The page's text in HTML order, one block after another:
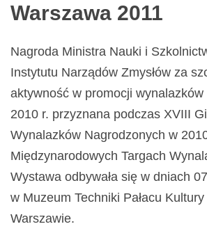
Warszawa 2011
Nagroda Ministra Nauki i
Instytutu Narządów Zmysłów za
aktywność w promocji
2010 r. przyznana podczas XVIII
Wynalazków Nagrodzonych w
Międzynarodowych Targach
Wystawa odbywała się w dniach
w Muzeum Techniki Pałacu
Warszawie.